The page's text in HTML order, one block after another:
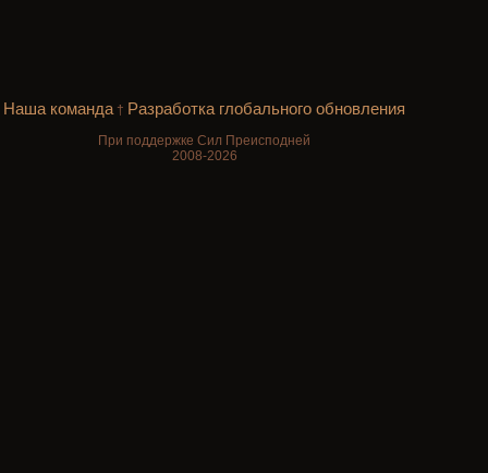
Наша команда† Разработка глобального обновления
При поддержке Сил Преисподней
2008-2026